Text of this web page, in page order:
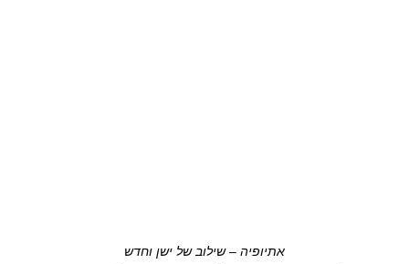
אתיופיה – שילוב של ישן וחדש